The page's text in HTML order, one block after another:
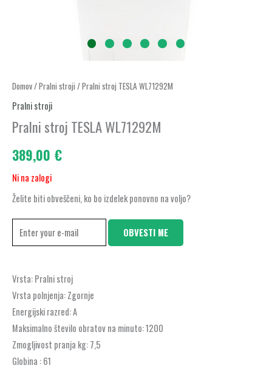
Domov/Pralni stroji / Pralni stroj TESLA WL71292M
Pralni stroji
Pralni stroj TESLA WL71292M
389,00 €
Ni na zalogi
Želite biti obveščeni, ko bo izdelek ponovno na voljo?
OBVESTI ME
Vrsta:Pralni stroj
Vrsta polnjenja:Zgornje
Energijski razred: A
Maksimalno število obratov na minuto:1200
Zmogljivost pranja kg:7,5
Globina :61